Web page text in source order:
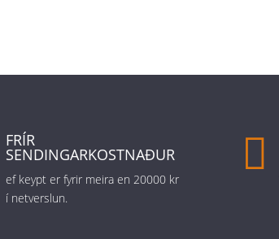
FRÍR
SENDINGARKOSTNAÐUR
ef keypt er fyrir meira en 20000 kr
í netverslun.
